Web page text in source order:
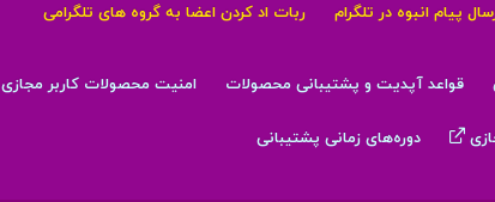
پیام انبوه در تلگرام ربات اد کردن اعضا به گروه های تلگرامی
قواعد آپدیت و پشتیبانی محصولات امنیت محصولات کاربر مجازی
دوره‌های زمانی پشتیبانی